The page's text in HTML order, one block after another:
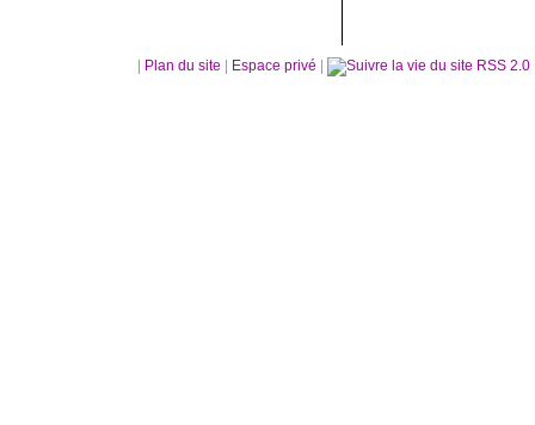
Plan du site Espace privé RSS 2.0